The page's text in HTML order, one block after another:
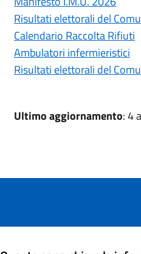
Risultati elettorali del
Calendario Raccolta Rifiuti
Ambulatori infermieristici
Risultati elettorali del
Ultimo aggiornamento: 4